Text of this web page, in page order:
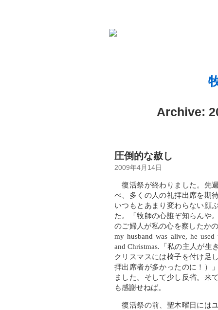
Archive:
圧倒的な赦し
2009年4月14日
復活祭が終わりました。先
べ、多くの人の礼拝出席を期
いつもとあまり変わらない顔
た。「牧師の心誰ぞ知らんや
のご婦人が私の心を察したか
my husband was alive, he
and Christmas.「私の主人が生
クリスマスには椅子を付け足
拝出席者が多かったのに！）
ました。そして少し反省。来
も感謝せねば。
復活祭の前、聖木曜日には